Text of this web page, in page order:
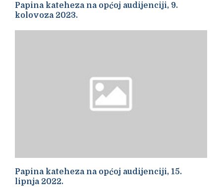
Papina kateheza na općoj audijenciji, 9.
kolovoza 2023.
Papina kateheza na općoj audijenciji, 15.
lipnja 2022.